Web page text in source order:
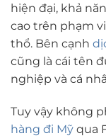
hiện đại, khả
cao trên phạm
thổ. Bên cạnh
cũng là cái tên
nghiệp và cá
Tuy vậy không
hàng đi Mỹ qua